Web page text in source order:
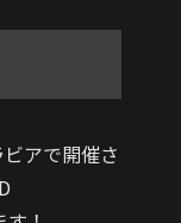
アで開催さ